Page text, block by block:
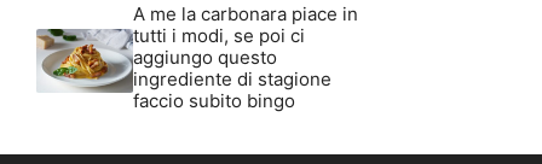
A me la carbonara piace in
tutti i modi, se poi ci
aggiungo questo
ingrediente di stagione
faccio subito bingo